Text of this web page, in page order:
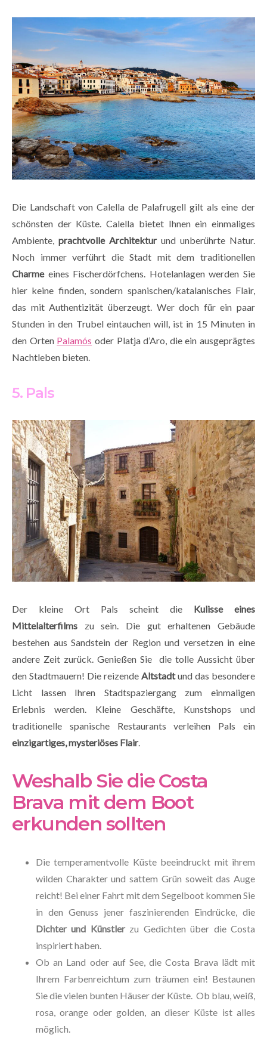
Die Landschaft von Calella de Palafrugell gilt als eine der
schönsten der Küste. Calella bietet Ihnen ein einmaliges
Ambiente, prachtvolle Architekturund unberührte Natur.
Noch immer verführt die Stadt mit dem traditionellen
Charmeeines Fischerdörfchens. Hotelanlagen werden Sie
hier keine finden, sondern spanischen/katalanisches Flair,
das mit Authentizität überzeugt. Wer doch für ein paar
Stunden in den Trubel eintauchen will, ist in 15 Minuten in
den Orten Palamós oder Platja d’Aro, die ein ausgeprägtes
Nachtleben bieten.
5. Pals
Der kleine Ort Pals scheint die Kulisse eines
Mittelalterfilms zu sein. Die gut erhaltenen Gebäude
bestehen aus Sandstein der Region und versetzen in eine
andere Zeit zurück. Genießen Sie die tolle Aussicht über
den Stadtmauern! Die reizende Altstadtund das besondere
Licht lassen Ihren Stadtspaziergang zum einmaligen
Erlebnis werden. Kleine Geschäfte, Kunstshops und
traditionelle spanische Restaurants verleihen Pals ein
einzigartiges, mysteriöses Flair.
Weshalb Sie die Costa
Brava mit dem Boot
erkunden sollten
Die temperamentvolle Küste beeindruckt mit ihrem
wilden Charakter und sattem Grün soweit das Auge
reicht! Bei einer Fahrt mit dem Segelboot kommen Sie
in den Genuss jener faszinierenden Eindrücke, die
Dichter und Künstlerzu Gedichten über die Costa
inspiriert haben.
Ob an Land oder auf See, die Costa Brava lädt mit
Ihrem Farbenreichtum zum träumen ein! Bestaunen
Sie die vielen bunten Häuser der Küste. Ob blau, weiß,
rosa, orange oder golden, an dieser Küste ist alles
möglich.